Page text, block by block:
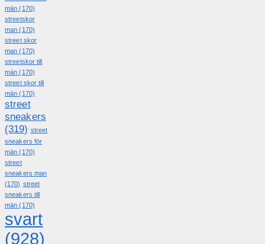
män (170)
streetskor
man (170)
street skor
man (170)
streetskor till
män (170)
street skor till
män (170)
street
sneakers
(319) street
sneakers för
män (170)
street
sneakers man
(170) street
sneakers till
män (170)
svart
(928)